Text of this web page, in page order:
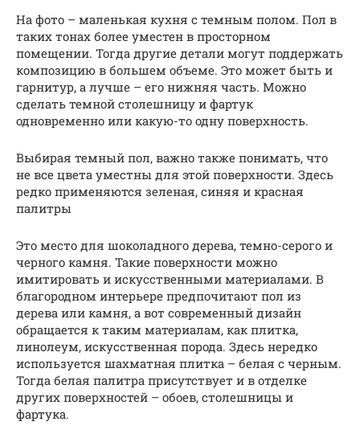
На фото – маленькая кухня с темным полом. Пол в
таких тонах более уместен в просторном
помещении. Тогда другие детали могут поддержать
композицию в большем объеме. Это может быть и
гарнитур, а лучше – его нижняя часть. Можно
сделать темной столешницу и фартук
одновременно или какую-то одну поверхность.
Выбирая темный пол, важно также понимать, что
не все цвета уместны для этой поверхности. Здесь
редко применяются зеленая, синяя и красная
палитры
Это место для шоколадного дерева, темно-серого и
черного камня. Такие поверхности можно
имитировать и искусственными материалами. В
благородном интерьере предпочитают пол из
дерева или камня, а вот современный дизайн
обращается к таким материалам, как плитка,
линолеум, искусственная порода. Здесь нередко
используется шахматная плитка – белая с черным.
Тогда белая палитра присутствует и в отделке
других поверхностей – обоев, столешницы и
фартука.